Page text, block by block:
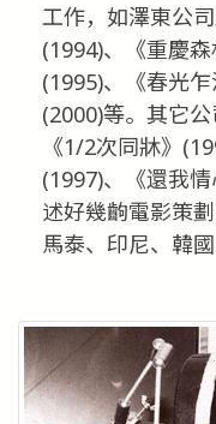
工作，如澤東公
(1994)、《重慶
(1995)、《春光
(2000)等。其它公
《1/2次同牀》
(1997)、《還我
述好幾齣電影策
馬泰、印尼、韓